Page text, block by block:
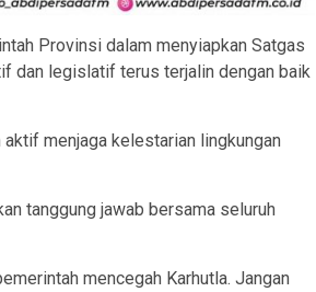
Provinsi dalam menyiapkan Satgas
dan legislatif terus terjalin dengan baik
aktif menjaga kelestarian lingkungan
tanggung jawab bersama seluruh
mencegah Karhutla. Jangan